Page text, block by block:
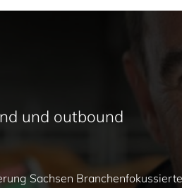
und outbound
Sachsen